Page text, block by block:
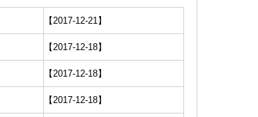
【2017-12-21】
【2017-12-18】
【2017-12-18】
【2017-12-18】